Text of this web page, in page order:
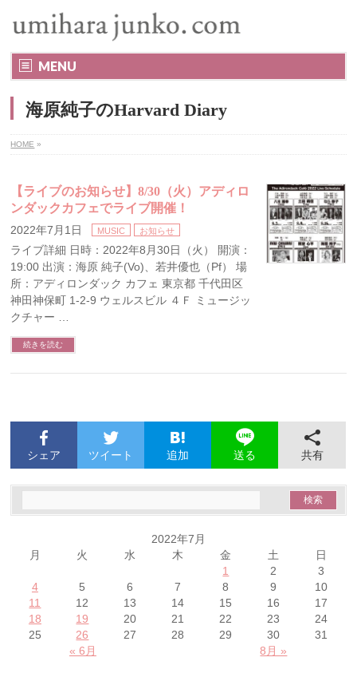
MENU
海原純子のHarvard Diary
HOME »
【ライブのお知らせ】8/30（火）アディロ
ンダックカフェでライブ開催！
2022年7月1日 MUSIC お知らせ
ライブ詳細 日時：2022年8月30日（火） 開演：
19:00 出演：海原 純子(Vo)、若井優也（Pf） 場
所：アディロンダック カフェ 東京都 千代田区
神田神保町 1-2-9 ウェルスビル ４Ｆ ミュージッ
クチャー …
続きを読む
シェア ツイート 追加 送る 共有
2022年7月
月
火 水 木 金 土 日
« 6月 8月 »
1 2
3
4
5 6 7 8 9
10
11
12 13 14 15 16
17
18
19 20 21 22 23
24
25
26 27 28 29 30 31